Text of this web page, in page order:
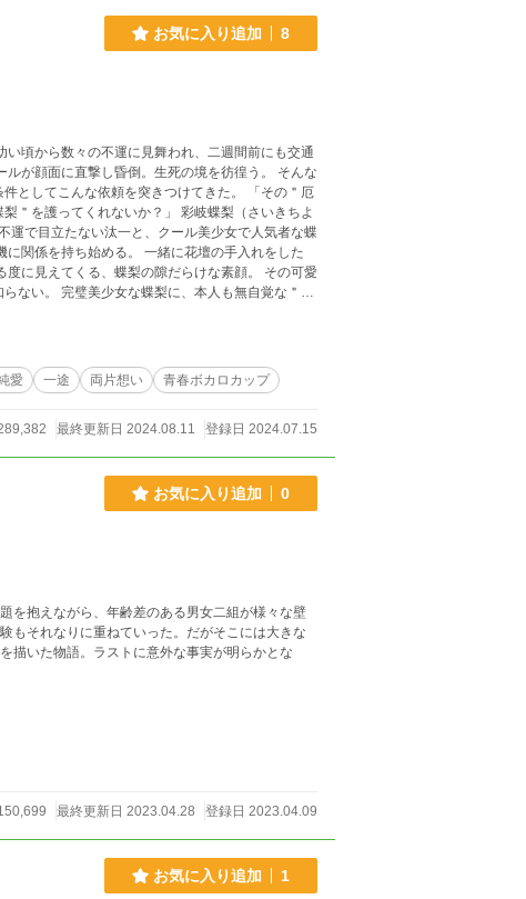
お気に入り追加 8
頃から数々の不運に見舞われ、二週間前にも交通
が顔面に直撃し昏倒。生死の境を彷徨う。 そんな
こんな依頼を突きつけてきた。 「その＂厄
ないか？」 彩岐蝶梨（さいきちよ
関係を持ち始める。 一緒に花壇の手入れをした
に見えてくる、蝶梨の隙だらけな素顔。 その可愛
ない。 完璧美少女な蝶梨に、本人も無自覚な＂危
愛 一途 両片想い 青春ボカロカップ
最終更新日 2024.08.11 登録日 2024.07.15
お気に入り追加 0
を抱えながら、年齢差のある男女二組が様々な壁
もそれなりに重ねていった。だがそこには大きな
描いた物語。ラストに意外な事実が明らかとな
最終更新日 2023.04.28 登録日 2023.04.09
お気に入り追加 1